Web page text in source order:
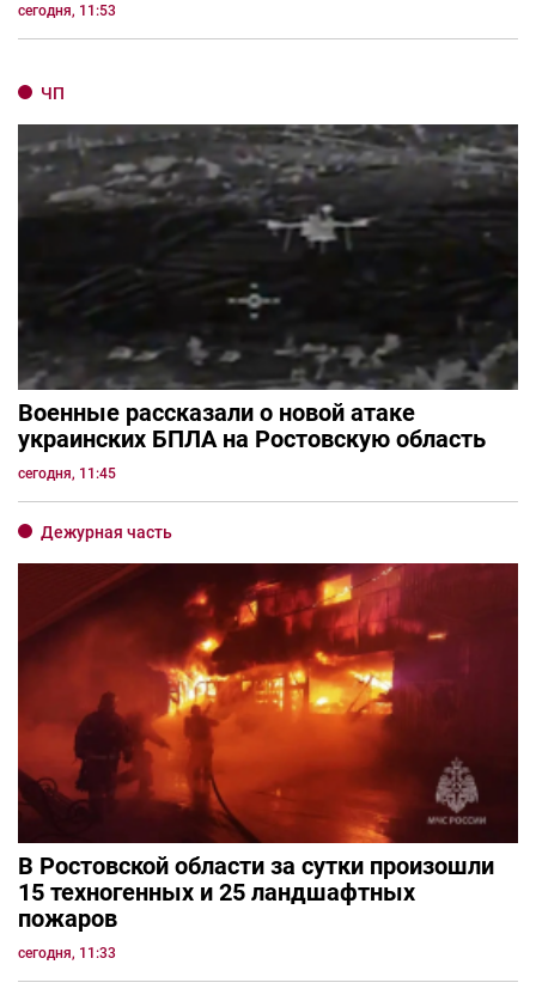
сегодня, 11:53
ЧП
Военные рассказали о новой атаке
украинских БПЛА на Ростовскую область
сегодня, 11:45
Дежурная часть
В Ростовской области за сутки произошли
15 техногенных и 25 ландшафтных
пожаров
сегодня, 11:33